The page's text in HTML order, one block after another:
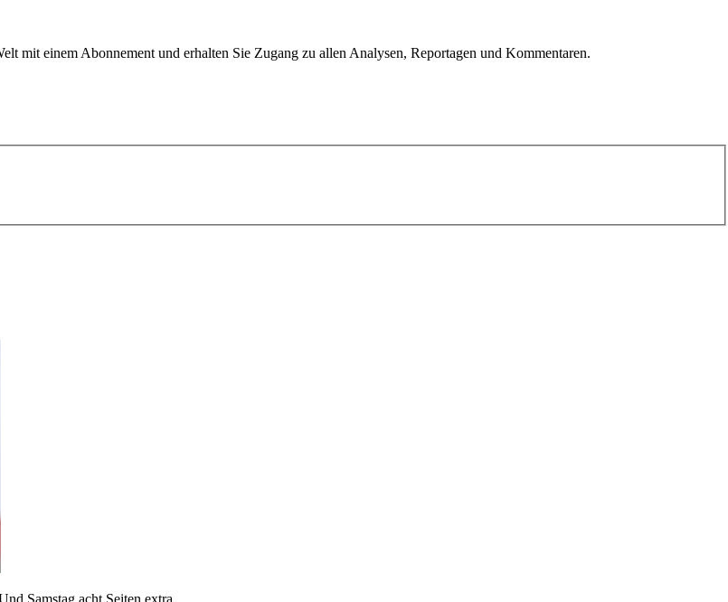
mit einem Abonnement und erhalten Sie Zugang zu allen Analysen, Reportagen und Kommentaren.
Samstag acht Seiten extra.